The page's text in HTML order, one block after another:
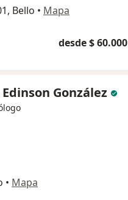
Bello • Mapa
desde $ 60.000
Edinson González
• Mapa